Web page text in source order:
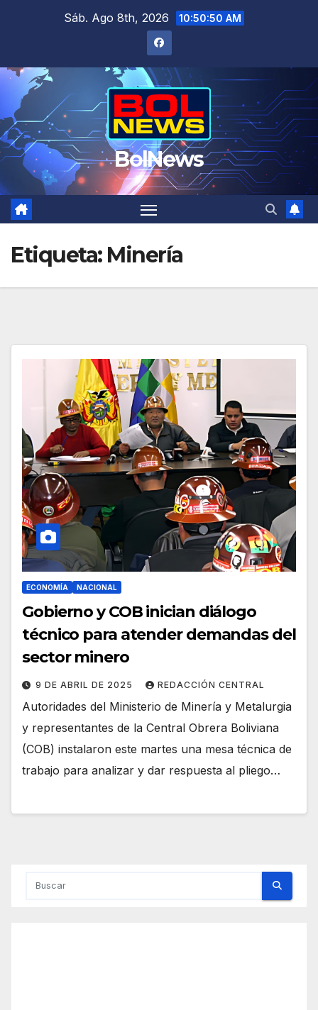
Sáb. Ago 8th, 2026 10:50:50 AM
BolNews
Etiqueta: Minería
ECONOMÍA NACIONAL
Gobierno y COB inician diálogo
técnico para atender demandas del
sector minero
9 DE ABRIL DE 2025 REDACCIÓN CENTRAL
Autoridades del Ministerio de Minería y Metalurgia
y representantes de la Central Obrera Boliviana
(COB) instalaron este martes una mesa técnica de
trabajo para analizar y dar respuesta al pliego…